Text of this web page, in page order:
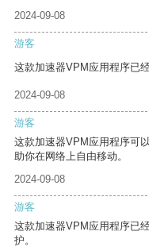
2024-09-08
游客
这款加速器VPM应用程序已
2024-09-08
游客
这款加速器VPM应用程序可
助你在网络上自由移动。
2024-09-08
游客
这款加速器VPM应用程序已
护。